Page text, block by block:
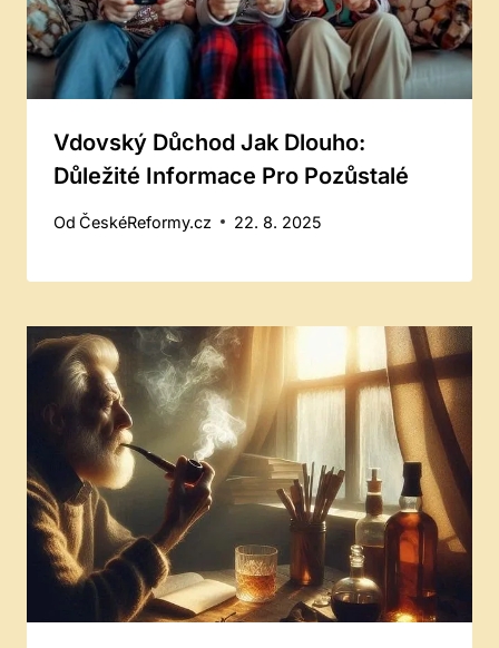
Vdovský Důchod Jak Dlouho:
Důležité Informace Pro Pozůstalé
Od ČeskéReformy.cz 22. 8. 2025